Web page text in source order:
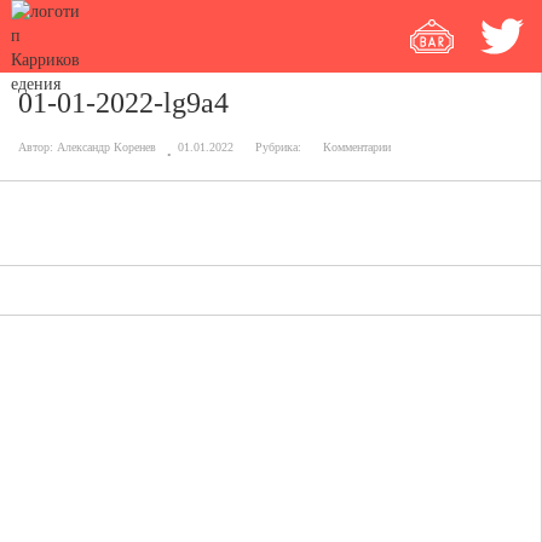
01-01-2022-lg9a4
Автор: Александр Коренев 01.01.2022 Рубрика: Комментарии